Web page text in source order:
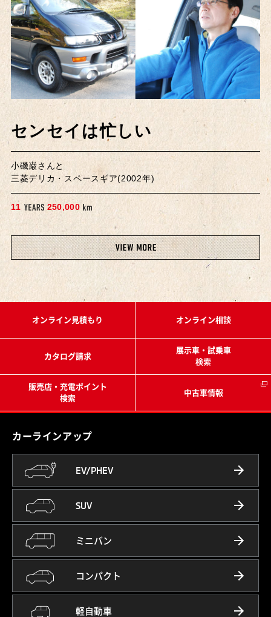
センセイは忙しい
小磯巌さんと
三菱デリカ・スペースギア(2002年)
11 250,000
オンライン見積もり オンライン相談
カタログ請求
展示車・試乗車
検索
販売店・充電ポイント
検索
中古車情報
カーラインアップ
EV/PHEV
SUV
ミニバン
コンパクト
軽自動車